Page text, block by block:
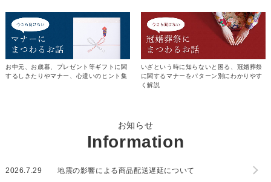
リーコレクション #限定コレクション #記
念コラボ #ゴディバ #GODIVA #ゴディバ
100周年 #GODIVA100周年 #ゴディバコラ
ボ #リト葉っぱ切り絵 #特別なギフト #想
ャディギフトモール #Shaddy #サラダ館
#公式アプリ
お中元、お歳暮、プレゼント等ギフトに関
するしきたりやマナー、心遣いのヒント集
いざという時に知らないと困る、冠婚葬祭
に関するマナーをパターン別にわかりやす
く解説
お知らせ
Information
2026.7.29 地震の影響による商品配送遅延について